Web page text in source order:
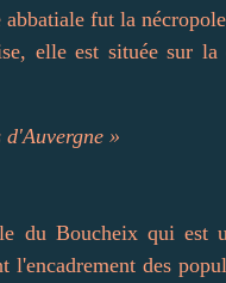
fut la
elle est située sur
»
du Boucheix qui est
l'encadrement des